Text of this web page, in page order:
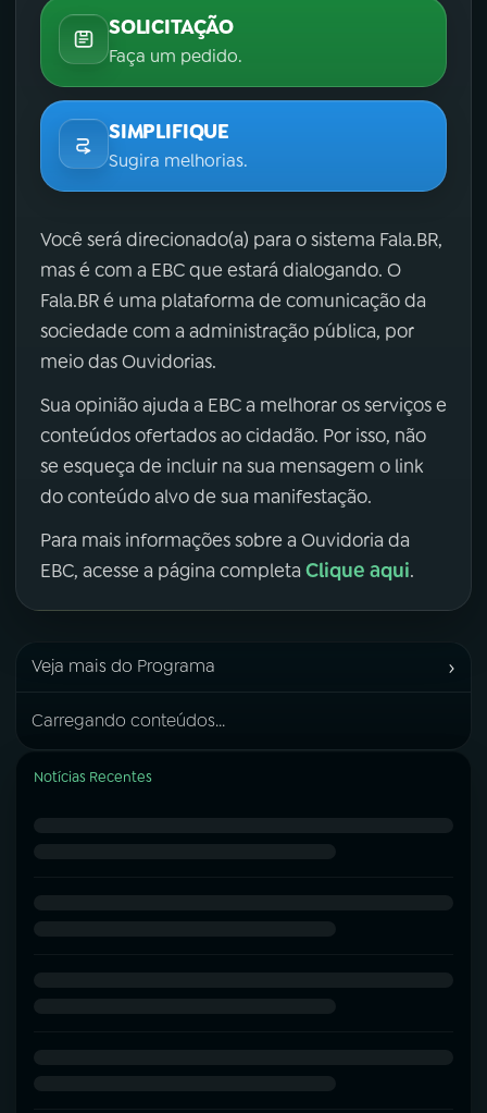
SOLICITAÇÃO
Faça um pedido.
SIMPLIFIQUE
Sugira melhorias.
Você será direcionado(a) para o sistema Fala.BR,
mas é com a EBC que estará dialogando. O
Fala.BR é uma plataforma de comunicação da
sociedade com a administração pública, por
meio das Ouvidorias.
Sua opinião ajuda a EBC a melhorar os serviços e
conteúdos ofertados ao cidadão. Por isso, não
se esqueça de incluir na sua mensagem o link
do conteúdo alvo de sua manifestação.
Para mais informações sobre a Ouvidoria da
EBC, acesse a página completa Clique aqui.
Veja mais do Programa ›
Carregando conteúdos...
Notícias Recentes